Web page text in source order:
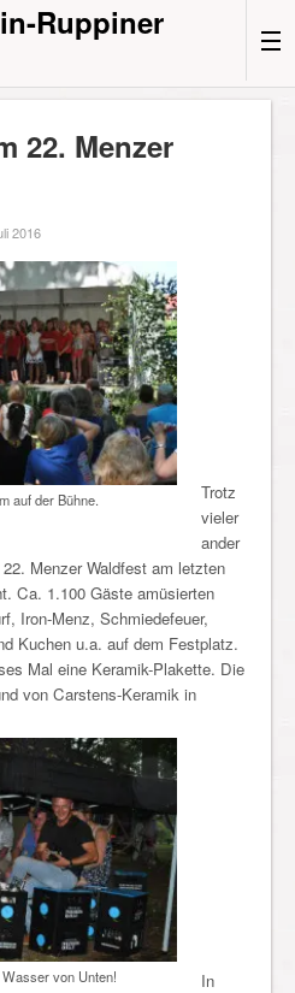
Ruppiner
22. Menzer
2016
auf der Bühne.
Trotz
vieler
ander
Menzer Waldfest am letzten
Ca. 1.100 Gäste amüsierten
Iron-Menz, Schmiedefeuer,
Kuchen u.a. auf dem Festplatz.
Mal eine Keramik-Plakette. Die
von Carstens-Keramik in
von Unten!
In